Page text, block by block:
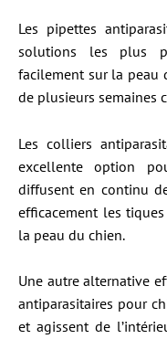
Les pipettes
solutions les plus
facilement sur la peau
de plusieurs semaines
Les colliers
excellente option
diffusent en continu
efficacement les tiques
la peau du chien.
Une autre alternative
antiparasitaires pour
et agissent de